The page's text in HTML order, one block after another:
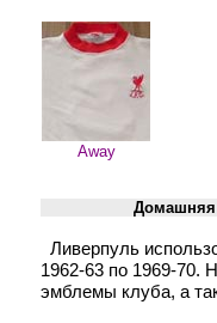
Away
Домашняя
Ливерпуль
1962-63 по 1969-70.
эмблемы клуба, а